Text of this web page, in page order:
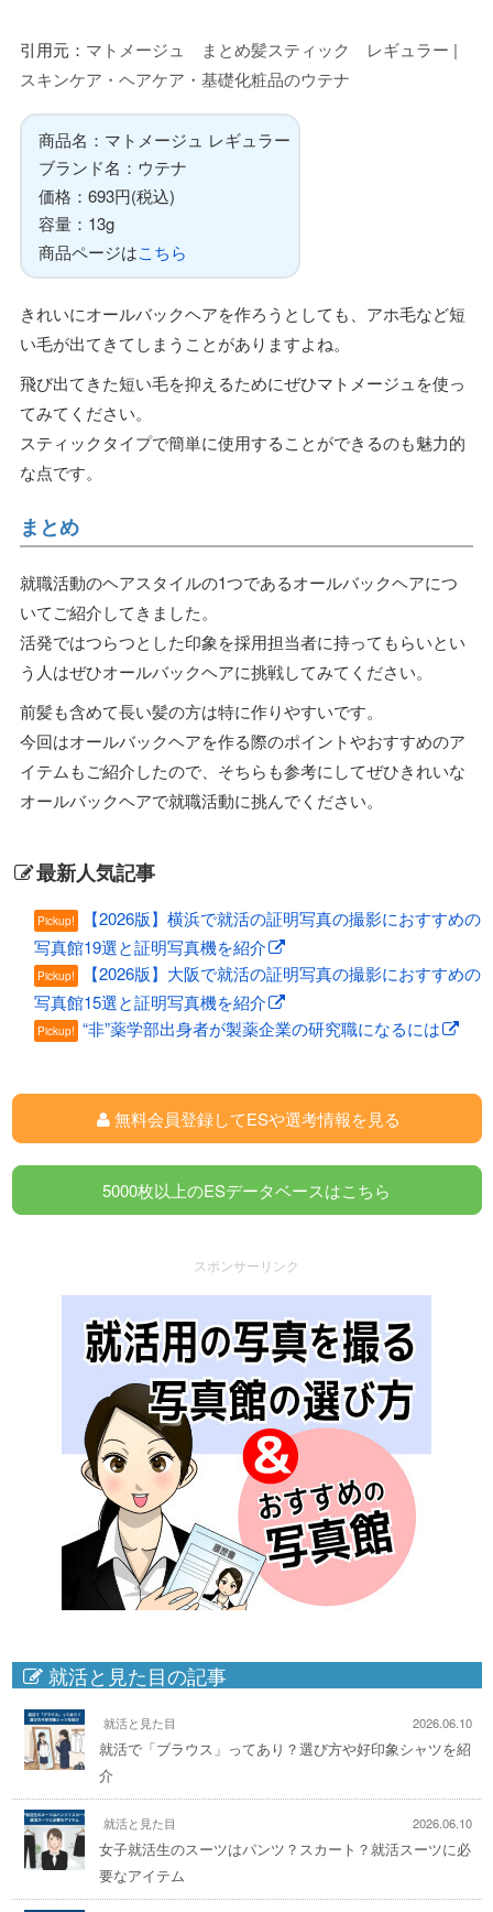
引用元： マトメージュ まとめ髪スティック レギュラー |
スキンケア・ヘアケア・基礎化粧品のウテナ
商品名：マトメージュ レギュラー
ブランド名：ウテナ
価格：693円(税込)
容量：13g
商品ページはこちら
きれいにオールバックヘアを作ろうとしても、アホ毛など短
い毛が出てきてしまうことがありますよね。
飛び出てきた短い毛を抑えるためにぜひマトメージュを使っ
てみてください。
スティックタイプで簡単に使用することができるのも魅力的
な点です。
まとめ
就職活動のヘアスタイルの1つであるオールバックヘアにつ
いてご紹介してきました。
活発ではつらつとした印象を採用担当者に持ってもらいとい
う人はぜひオールバックヘアに挑戦してみてください。
前髪も含めて長い髪の方は特に作りやすいです。
今回はオールバックヘアを作る際のポイントやおすすめのア
イテムもご紹介したので、そちらも参考にしてぜひきれいな
オールバックヘアで就職活動に挑んでください。
最新人気記事
Pickup!
【2026版】横浜で就活の証明写真の撮影におすすめの
写真館19選と証明写真機を紹介
Pickup!
【2026版】大阪で就活の証明写真の撮影におすすめの
写真館15選と証明写真機を紹介
Pickup! “非”薬学部出身者が製薬企業の研究職になるには
無料会員登録してESや選考情報を見る
5000枚以上のESデータベースはこちら
スポンサーリンク
就活と見た目の記事
就活と見た目 2026.06.10
就活で「ブラウス」ってあり？選び方や好印象シャツを紹
介
就活と見た目 2026.06.10
女子就活生のスーツはパンツ？スカート？就活スーツに必
要なアイテム